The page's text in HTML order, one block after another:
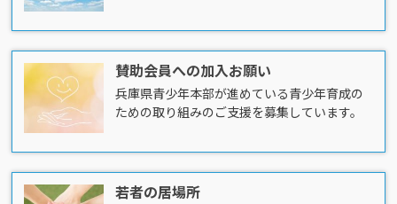
賛助会員への加入お願い
兵庫県青少年本部が進めている青少年育成の
ための取り組みのご支援を募集しています。
若者の居場所